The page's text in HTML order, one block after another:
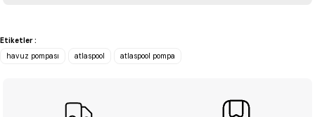
Etiketler :
havuz pompası
atlaspool atlaspool pompa